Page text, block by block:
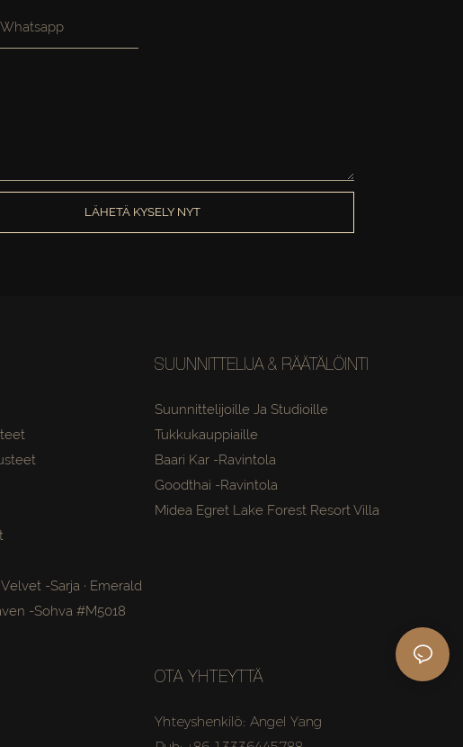
LÄHETÄ KYSELY NYT
-sarja · Emerald
-sohva #M5018
SUUNNITTELIJA & RÄÄTÄLÖINTI
Suunnittelijoille Ja Studioille
Tukkukauppiaille
Baari Kar -ravintola
Goodthai -ravintola
Midea Egret Lake Forest Resort Villa
OTA YHTEYTTÄ
Yhteyshenkilö: Angel Yang